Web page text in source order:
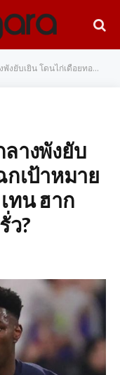
ยหลักไปต่อหน้าต่อตา! เทน ฮาก ต้องเร่งหาใครมาอุดรูรั่ว?
างพังยับ
กเป้าหมาย
ทน ฮาก
ว?